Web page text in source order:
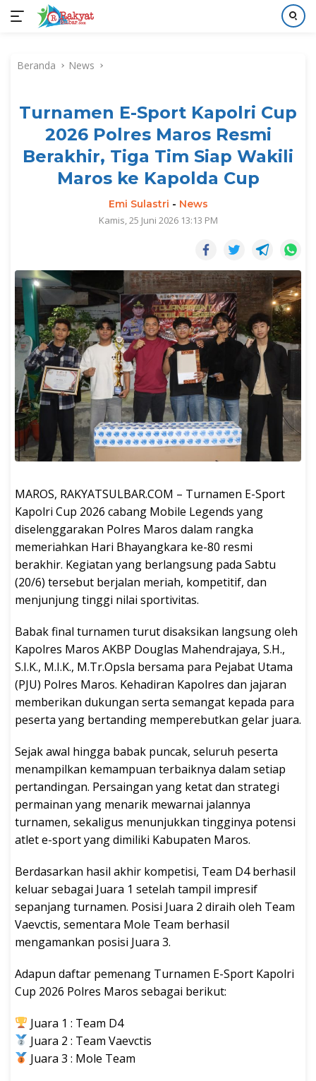
kontenBeranda News
Turnamen E-Sport Kapolri Cup
2026 Polres Maros Resmi
Berakhir, Tiga Tim Siap Wakili
Maros ke Kapolda Cup
Emi Sulastri - News
Kamis, 25 Juni 2026 13:13 PM
MAROS, RAKYATSULBAR.COM – Turnamen E-Sport
Kapolri Cup 2026 cabang Mobile Legends yang
diselenggarakan Polres Maros dalam rangka
memeriahkan Hari Bhayangkara ke-80 resmi
berakhir. Kegiatan yang berlangsung pada Sabtu
(20/6) tersebut berjalan meriah, kompetitif, dan
menjunjung tinggi nilai sportivitas.
Babak final turnamen turut disaksikan langsung oleh
Kapolres Maros AKBP Douglas Mahendrajaya, S.H.,
S.I.K., M.I.K., M.Tr.Opsla bersama para Pejabat Utama
(PJU) Polres Maros. Kehadiran Kapolres dan jajaran
memberikan dukungan serta semangat kepada para
peserta yang bertanding memperebutkan gelar juara.
Sejak awal hingga babak puncak, seluruh peserta
menampilkan kemampuan terbaiknya dalam setiap
pertandingan. Persaingan yang ketat dan strategi
permainan yang menarik mewarnai jalannya
turnamen, sekaligus menunjukkan tingginya potensi
atlet e-sport yang dimiliki Kabupaten Maros.
Berdasarkan hasil akhir kompetisi, Team D4 berhasil
keluar sebagai Juara 1 setelah tampil impresif
sepanjang turnamen. Posisi Juara 2 diraih oleh Team
Vaevctis, sementara Mole Team berhasil
mengamankan posisi Juara 3.
Adapun daftar pemenang Turnamen E-Sport Kapolri
Cup 2026 Polres Maros sebagai berikut:
Juara 1 : Team D4
Juara 2 : Team Vaevctis
Juara 3 : Mole Team